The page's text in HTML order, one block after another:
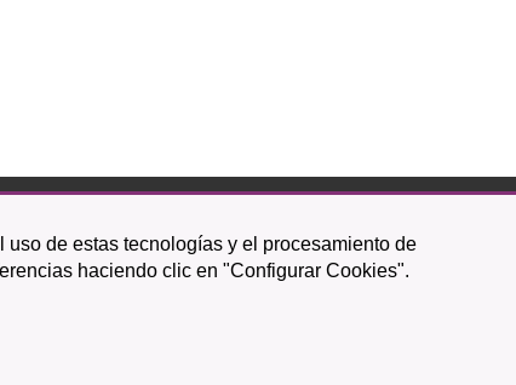
de estas tecnologías y el procesamiento de
haciendo clic en "Configurar Cookies".
Icono
circular
Icono Icono
circular
IconoIcono
circular
Icono